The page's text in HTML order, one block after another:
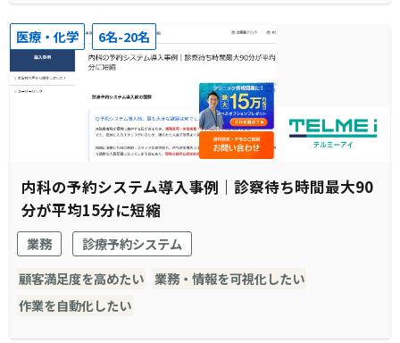
医療・化学 6名-20名
内科の予約システム導入事例｜診察待ち時間最大90
分が平均15分に短縮
業務
診療予約システム
顧客満足度を高めたい 業務・情報を可視化したい
作業を自動化したい